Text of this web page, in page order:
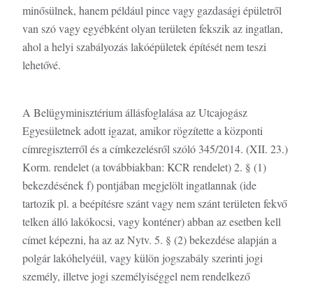
minősülnek, hanem például pince vagy gazdasági épületről
van szó vagy egyébként olyan területen fekszik az ingatlan,
ahol a helyi szabályozás lakóépületek építését nem teszi
lehetővé.
A Belügyminisztérium állásfoglalása az Utcajogász
Egyesületnek adott igazat, amikor rögzítette a központi
címregiszterről és a címkezelésről szóló 345/2014. (XII. 23.)
Korm. rendelet (a továbbiakban: KCR rendelet) 2. § (1)
bekezdésének f) pontjában megjelölt ingatlannak (ide
tartozik pl. a beépítésre szánt vagy nem szánt területen fekvő
telken álló lakókocsi, vagy konténer) abban az esetben kell
címet képezni, ha az az Nytv. 5. § (2) bekezdése alapján a
polgár lakóhelyéül, vagy külön jogszabály szerinti jogi
személy, illetve jogi személyiséggel nem rendelkező